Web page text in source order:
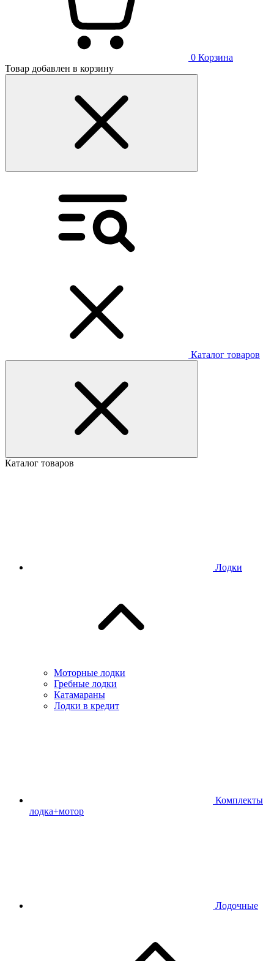
0 Корзина
Товар добавлен в корзину
Каталог товаров
Каталог товаров
Лодки
Моторные лодки
Гребные лодки
Катамараны
Лодки в кредит
Комплекты
лодка+мотор
Лодочные